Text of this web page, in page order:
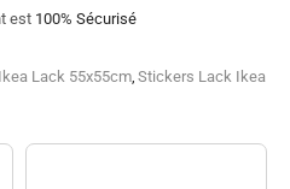
est 100% Sécurisé
Lack 55x55cm, Stickers Lack Ikea